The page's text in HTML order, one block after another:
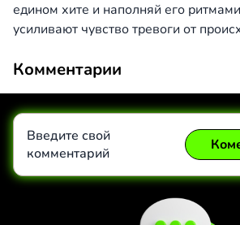
едином хите и наполняй его
усиливают чувство тревоги от
Комментарии
Введите свой
комментарий